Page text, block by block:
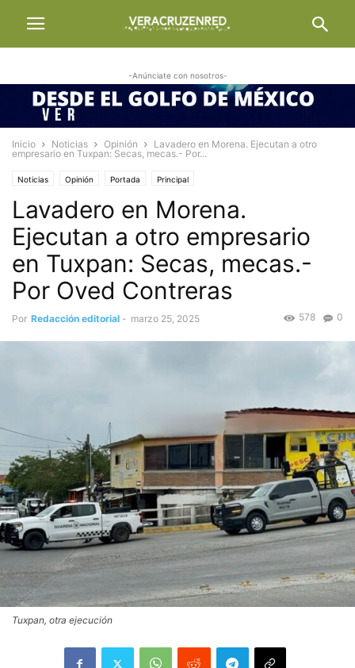
-Anúnciate con nosotros-
Inicio Noticias Opinión
Lavadero en Morena. Ejecutan a otro
empresario en Tuxpan: Secas, mecas.- Por...
Noticias Opinión Portada Principal
Lavadero en Morena.
Ejecutan a otro empresario
en Tuxpan: Secas, mecas.-
Por Oved Contreras
Por Redacción editorial - marzo 25, 2025 0
578
Tuxpan, otra ejecución